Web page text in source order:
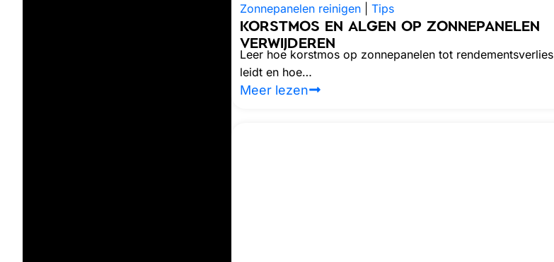
Zonnepanelen reinigen |Tips
KORSTMOS EN ALGEN OP ZONNEPANELEN
VERWIJDEREN
Leer hoe korstmos op zonnepanelen tot rendementsverlies
leidt en hoe…
Meer lezen